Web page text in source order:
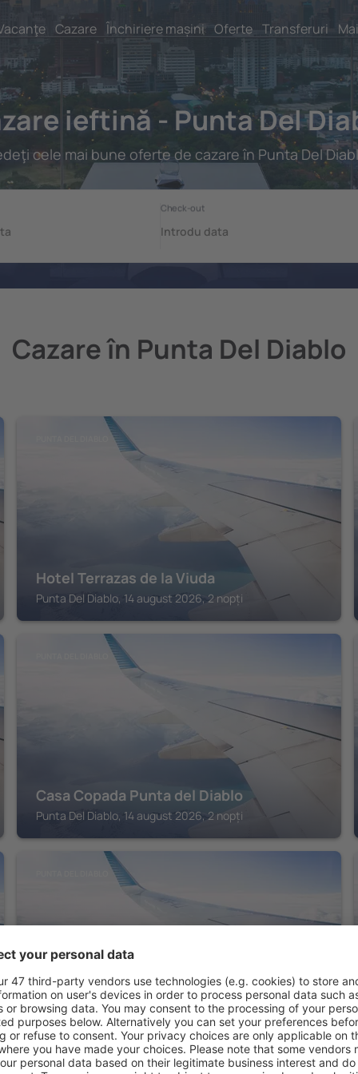
Cazare Închiriere mașini Oferte Transferuri
ieftină - Punta Del
cele mai bune oferte de cazare în Punta Del
Cazare în Punta Del Diablo
Hotel Terrazas de la Viuda
Punta Del Diablo, 14 august 2026, 2 nopți
Casa Copada Punta del Diablo
Punta Del Diablo, 14 august 2026, 2 nopți
Posada Mar Azul vista al mar
Punta Del Diablo, 14 august 2026, 2 nopți